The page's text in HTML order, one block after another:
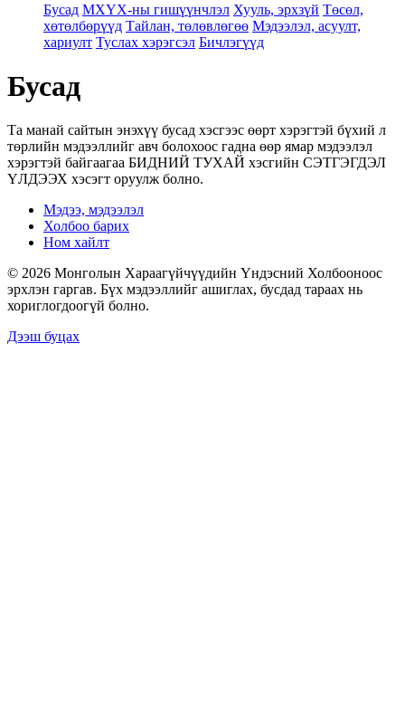
Бусад МХҮХ-ны гишүүнчлэл Хууль, эрхзүй Төсөл,
хөтөлбөрүүд Тайлан, төлөвлөгөө Мэдээлэл, асуулт,
хариулт Туслах хэрэгсэл Бичлэгүүд
Бусад
Та манай сайтын энэхүү бусад хэсгээс өөрт хэрэгтэй бүхий л
төрлийн мэдээллийг авч болохоос гадна өөр ямар мэдээлэл
хэрэгтэй байгаагаа БИДНИЙ ТУХАЙ хэсгийн СЭТГЭГДЭЛ
ҮЛДЭЭХ хэсэгт оруулж болно.
Мэдээ, мэдээлэл
Холбоо барих
Ном хайлт
© 2026 Монголын Хараагүйчүүдийн Үндэсний Холбооноос
эрхлэн гаргав. Бүх мэдээллийг ашиглах, бусдад тараах нь
хориглогдоогүй болно.
Дээш буцах